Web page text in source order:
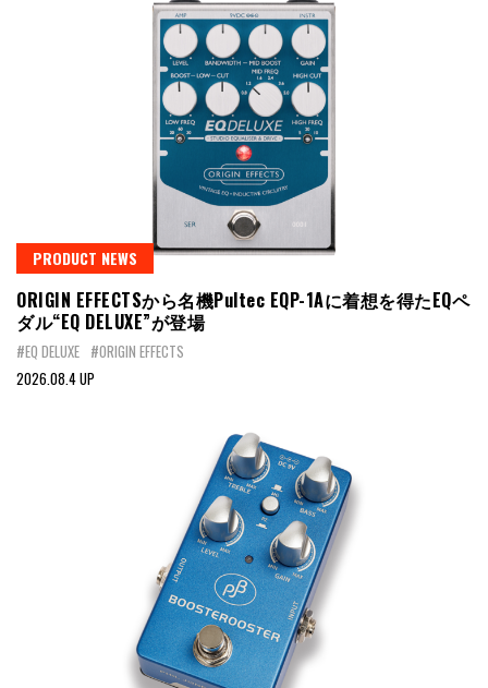
PRODUCT NEWS
ORIGIN EFFECTSから名機Pultec EQP-1Aに着想を得たEQペ
ダル“EQ DELUXE”が登場
#EQ DELUXE #ORIGIN EFFECTS
2026.08.4 UP